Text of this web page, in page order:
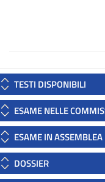
TESTI DISPONIBILI
ESAME NELLE
ESAME IN ASSEMBLEA
DOSSIER